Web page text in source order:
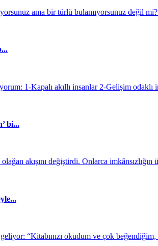
ama bir türlü bulamıyorsunuz değil
1-Kapalı akıllı insanlar 2-Gelişim odaklı
bi...
akışını değiştirdi. Onlarca
“Kitabınızı okudum ve çok